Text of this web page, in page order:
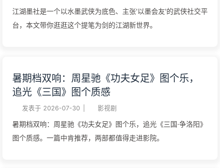
江湖墨社是一个以水墨武侠为底色、主张'以墨会友'的武侠社交平
台，本文带你逛逛这个提笔为剑的江湖新世界。
暑期档双响：周星驰《功夫女足》图个乐，
追光《三国》图个质感
发表于 2026-07-30 影视剧
暑期档双响：周星驰《功夫女足》图个乐，追光《三国·争洛阳》
图个质感。一篇中肯推荐，两部都值得走进影院。